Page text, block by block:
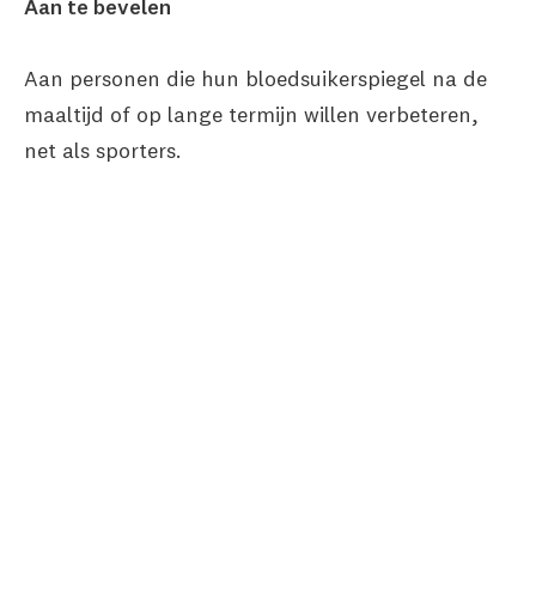
Aan te bevelen
Aan personen die hun bloedsuikerspiegel na de
maaltijd of op lange termijn willen verbeteren,
net als sporters.